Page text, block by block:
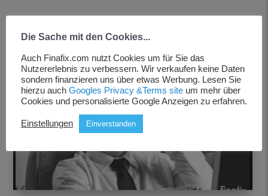
Die Sache mit den Cookies...
Auch Finafix.com nutzt Cookies um für Sie das
Nutzererlebnis zu verbessern. Wir verkaufen keine Daten
sondern finanzieren uns über etwas Werbung. Lesen Sie
hierzu auch Googles Privacy &Terms site um mehr über
Cookies und personalisierte Google Anzeigen zu erfahren.
Einstellungen Einverstanden